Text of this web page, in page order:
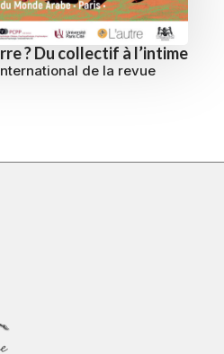
? Du collectif à l’intime
de la revue